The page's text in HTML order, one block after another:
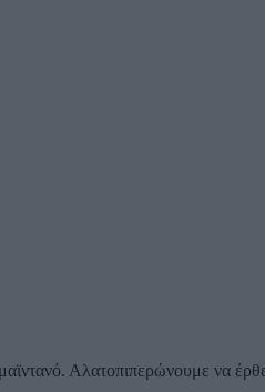
Αλατοπιπερώνουμε να